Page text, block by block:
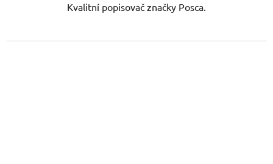
Kvalitní popisovač značky Posca.